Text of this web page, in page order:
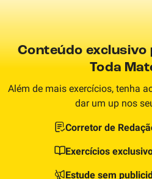
Conteúdo exclusivo
Toda
Além de mais exercícios, tenha
dar um up nos
Corretor de
Exercícios
Estude sem